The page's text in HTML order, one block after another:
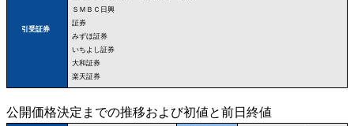
引受証券
ＳＭＢＣ日興
証券
みずほ証券
いちよし証券
大和証券
楽天証券
公開価格決定までの推移および初値と前日終値